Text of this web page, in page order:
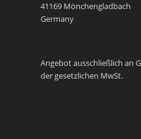
41169 Mönchengladbach
Germany
Angebot ausschließlich an
der gesetzlichen MwSt.